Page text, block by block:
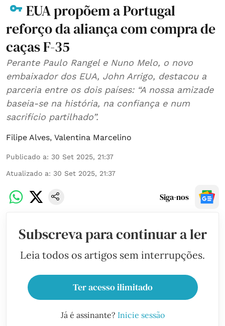
EUA propõem a Portugal
reforço da aliança com compra de
caças F-35
Perante Paulo Rangel e Nuno Melo, o novo
embaixador dos EUA, John Arrigo, destacou a
parceria entre os dois países: “A nossa amizade
baseia-se na história, na confiança e num
sacrifício partilhado”.
Filipe Alves, Valentina Marcelino
Publicado a: 30 Set 2025, 21:37
Atualizado a: 30 Set 2025, 21:37
Siga-nos
Subscreva para continuar a ler
Leia todos os artigos sem interrupções.
Ter acesso ilimitado
Já é assinante? Inicie sessão